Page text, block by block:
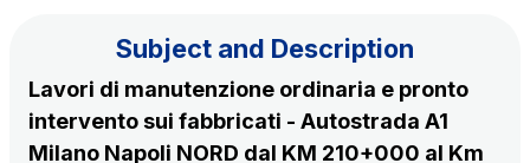
The Group
Movyon
Discover our App
Subject and Description
Lavori di manutenzione ordinaria e pronto
intervento sui fabbricati - Autostrada A1
Milano Napoli NORD dal KM 210+000 al Km